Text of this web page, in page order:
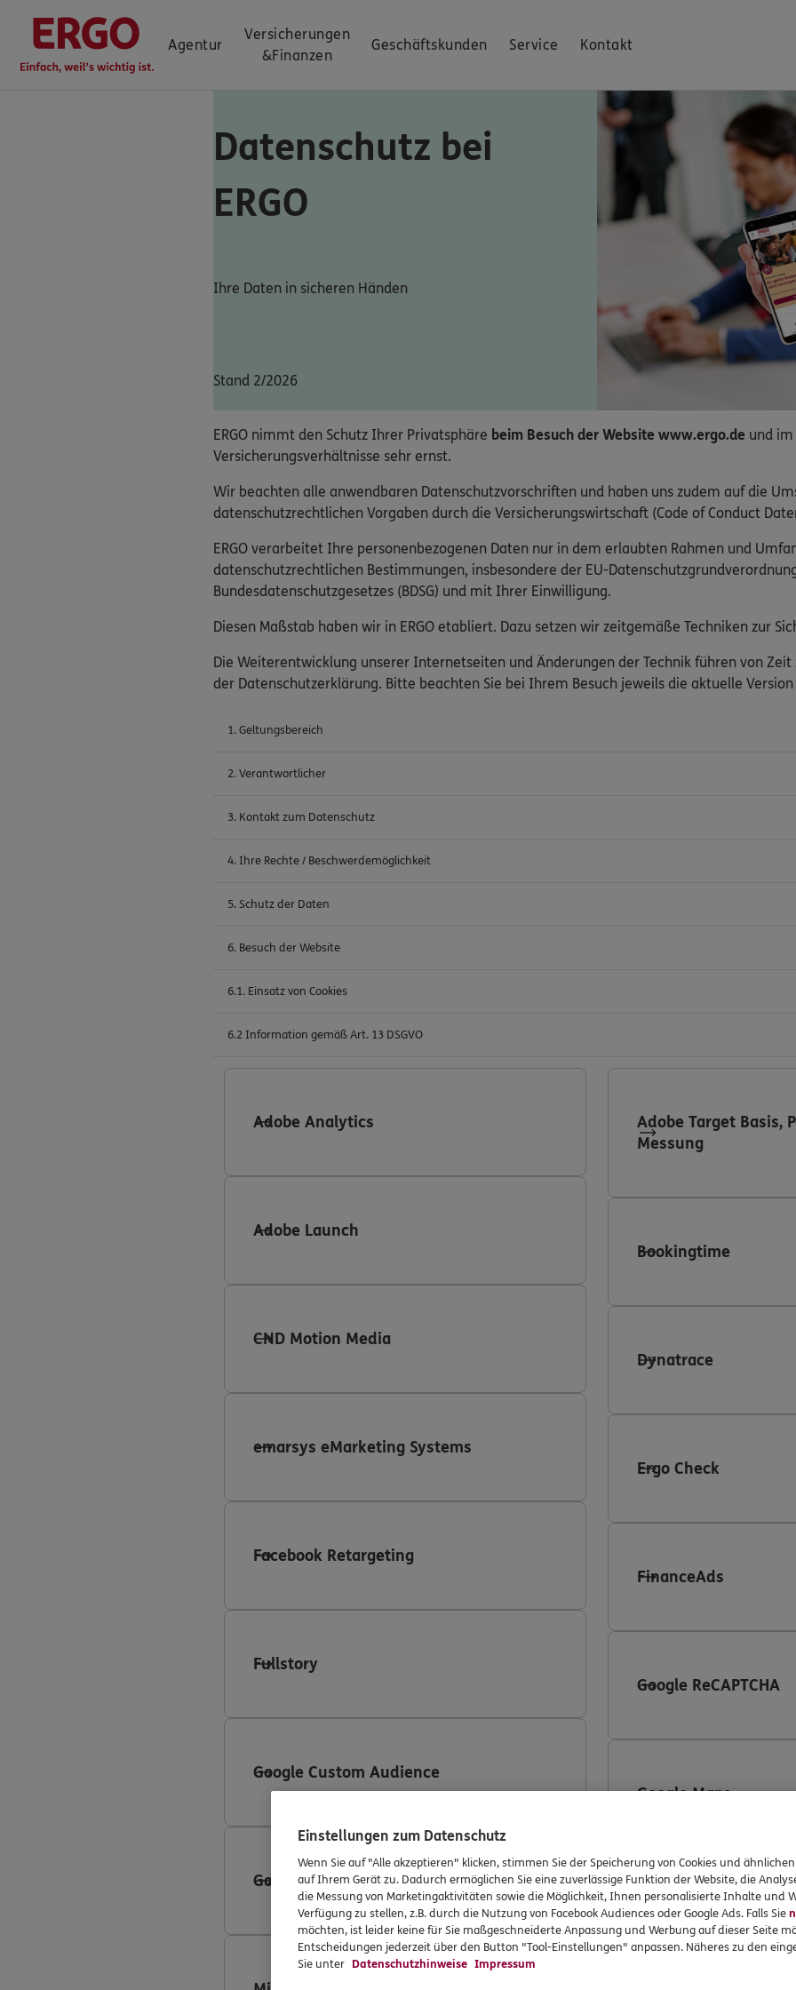
Agentur
Versicherungen
&Finanzen
Geschäftskunden Service Kontakt
Datenschutz bei
ERGO
Ihre Daten in sicheren Händen
Stand 2/2026
ERGO nimmt den Schutz Ihrer Privatsphäre beim Besuch der Website www.ergo.de und
Versicherungsverhältnisse sehr ernst.
Wir beachten alle anwendbaren Datenschutzvorschriften und haben uns zudem auf die
datenschutzrechtlichen Vorgaben durch die Versicherungswirtschaft (Code of Conduct
ERGO verarbeitet Ihre personenbezogenen Daten nur in dem erlaubten Rahmen und
datenschutzrechtlichen Bestimmungen, insbesondere der EU-Datenschutzgrundverordnung
Bundesdatenschutzgesetzes (BDSG) und mit Ihrer Einwilligung.
Diesen Maßstab haben wir in ERGO etabliert. Dazu setzen wir zeitgemäße Techniken zur
Die Weiterentwicklung unserer Internetseiten und Änderungen der Technik führen von Zeit
der Datenschutzerklärung. Bitte beachten Sie bei Ihrem Besuch jeweils die aktuelle
1. Geltungsbereich
2. Verantwortlicher
3. Kontakt zum Datenschutz
4. Ihre Rechte / Beschwerdemöglichkeit
5. Schutz der Daten
6. Besuch der Website
6.1. Einsatz von Cookies
6.2 Information gemäß Art. 13 DSGVO
Adobe Analytics
Adobe Launch
CND Motion Media
emarsys eMarketing Systems
Facebook Retargeting
Fullstory
Google Custom Audience
Google Search Ads 360
Adobe Target Basis,
Messung
Bookingtime
Dynatrace
Ergo Check
FinanceAds
Google ReCAPTCHA
Google Maps
LinkedIn
Einstellungen zum Datenschutz
Wenn Sie auf "Alle akzeptieren" klicken, stimmen Sie der Speicherung von Cookies und
auf Ihrem Gerät zu. Dadurch ermöglichen Sie eine zuverlässige Funktion der Website, die
die Messung von Marketingaktivitäten sowie die Möglichkeit, Ihnen personalisierte Inhalte und
Verfügung zu stellen, z.B. durch die Nutzung von Facebook Audiences oder Google Ads. Falls Sie
möchten, ist leider keine für Sie maßgeschneiderte Anpassung und Werbung auf dieser Seite
Entscheidungen jederzeit über den Button "Tool-Einstellungen" anpassen. Näheres zu den
Sie unter Datenschutzhinweise Impressum